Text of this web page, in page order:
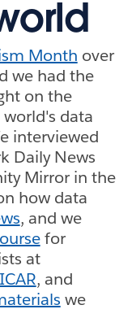
Month over
we had the
on the
data
interviewed
Daily News
Mirror in the
how data
, and we
for
at
, and
we